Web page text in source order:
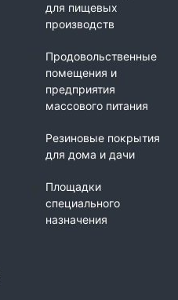
для пищевых
производств
Продовольственные
помещения и
предприятия
массового питания
Резиновые покрытия
для дома и дачи
Площадки
специального
назначения